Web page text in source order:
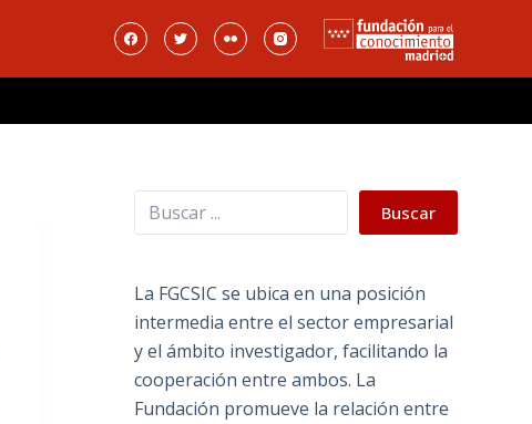
Buscar Buscar
La FGCSIC se ubica en una posición
intermedia entre el sector empresarial
y el ámbito investigador, facilitando la
cooperación entre ambos. La
Fundación promueve la relación entre